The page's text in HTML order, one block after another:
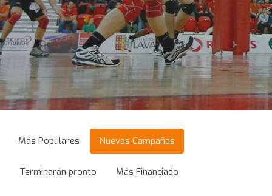
Más Populares Nuevas Campañas
Terminarán pronto Más Financiado